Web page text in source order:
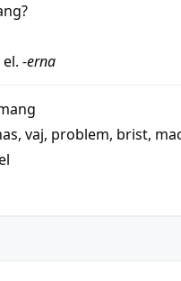
?
el. -erna
, vaj, problem, brist,